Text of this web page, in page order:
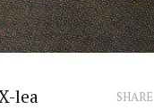
lea
SHARE